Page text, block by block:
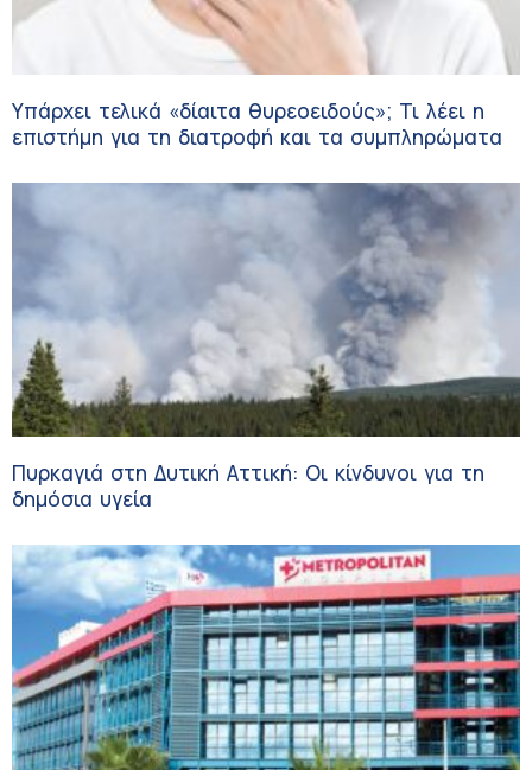
Υπάρχει τελικά «δίαιτα θυρεοειδούς»; Τι λέει η
επιστήμη για τη διατροφή και τα συμπληρώματα
Πυρκαγιά στη Δυτική Αττική: Οι κίνδυνοι για τη
δημόσια υγεία